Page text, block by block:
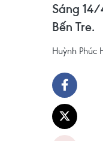
Sáng
Bến Tre.
Huỳnh Phúc